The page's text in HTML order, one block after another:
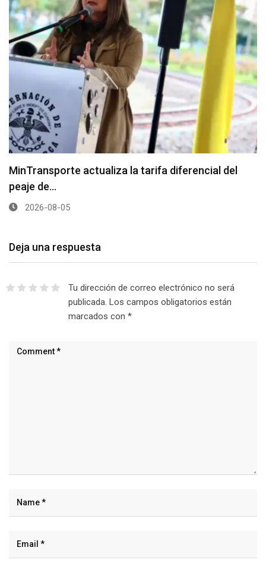
MinTransporte actualiza la tarifa diferencial del
peaje de…
2026-08-05
Deja una respuesta
Tu dirección de correo electrónico no será
publicada. Los campos obligatorios están
marcados con *